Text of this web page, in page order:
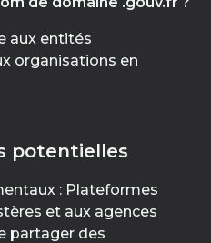
aux entités
organisations en
potentielles
: Plateformes
et aux agences
partager des